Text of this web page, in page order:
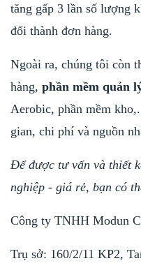
tăng gấp 3 lần số lượng
đổi thành đơn hàng.
Ngoài ra, chúng tôi còn
hàng, phần mềm quản
Aerobic, phần mềm
gian, chi phí và nguồn
Để được tư vấn và thiết
nghiệp - giá rẻ, bạn có
Công ty TNHH Modun
Trụ sở: 160/2/11 KP2,